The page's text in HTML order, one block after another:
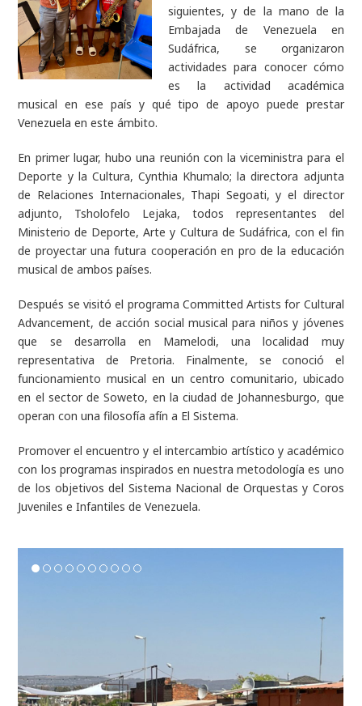
siguientes, y de la mano de la
Embajada de Venezuela en
Sudáfrica, se organizaron
actividades para conocer cómo
es la actividad académica
musical en ese país y qué tipo de apoyo puede prestar
Venezuela en este ámbito.
En primer lugar, hubo una reunión con la viceministra para el
Deporte y la Cultura, Cynthia Khumalo; la directora adjunta
de Relaciones Internacionales, Thapi Segoati, y el director
adjunto, Tsholofelo Lejaka, todos representantes del
Ministerio de Deporte, Arte y Cultura de Sudáfrica, con el fin
de proyectar una futura cooperación en pro de la educación
musical de ambos países.
Después se visitó el programa Committed Artists for Cultural
Advancement, de acción social musical para niños y jóvenes
que se desarrolla en Mamelodi, una localidad muy
representativa de Pretoria. Finalmente, se conoció el
funcionamiento musical en un centro comunitario, ubicado
en el sector de Soweto, en la ciudad de Johannesburgo, que
operan con una filosofía afín a El Sistema.
Promover el encuentro y el intercambio artístico y académico
con los programas inspirados en nuestra metodología es uno
de los objetivos del Sistema Nacional de Orquestas y Coros
Juveniles e Infantiles de Venezuela.